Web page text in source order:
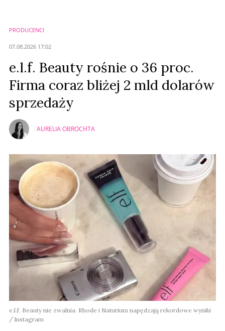
PRODUCENCI
07.08.2026 17:02
e.l.f. Beauty rośnie o 36 proc.
Firma coraz bliżej 2 mld dolarów
sprzedaży
AURELIA OBROCHTA
e.l.f. Beauty nie zwalnia. Rhode i Naturium napędzają rekordowe wyniki
Instagram